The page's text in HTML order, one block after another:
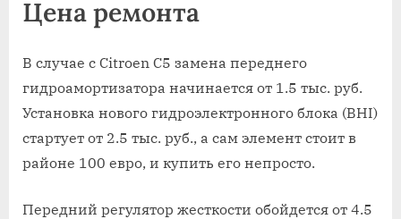
Цена ремонта
В случае с Citroen C5 замена переднего
гидроамортизатора начинается от 1.5 тыс. руб.
Установка нового гидроэлектронного блока (BHI)
стартует от 2.5 тыс. руб., а сам элемент стоит в
районе 100 евро, и купить его непросто.
Передний регулятор жесткости обойдется от 4.5